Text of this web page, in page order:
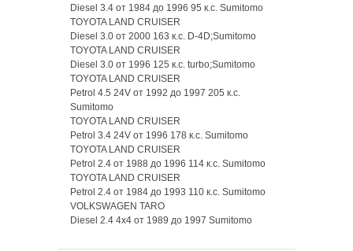
Diesel 3.4 от 1984 до 1996 95 к.с. Sumitomo
TOYOTA LAND CRUISER
Diesel 3.0 от 2000 163 к.с. D-4D;Sumitomo
TOYOTA LAND CRUISER
Diesel 3.0 от 1996 125 к.с. turbo;Sumitomo
TOYOTA LAND CRUISER
Petrol 4.5 24V от 1992 до 1997 205 к.с.
Sumitomo
TOYOTA LAND CRUISER
Petrol 3.4 24V от 1996 178 к.с. Sumitomo
TOYOTA LAND CRUISER
Petrol 2.4 от 1988 до 1996 114 к.с. Sumitomo
TOYOTA LAND CRUISER
Petrol 2.4 от 1984 до 1993 110 к.с. Sumitomo
VOLKSWAGEN TARO
Diesel 2.4 4x4 от 1989 до 1997 Sumitomo